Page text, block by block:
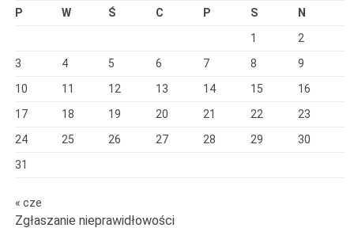
P
W Ś C P S
N
1
2
3
4 5 6 7 8
9
10
11 12 13 14 15
16
17
18 19 20 21 22
23
24
25 26 27 28 29
30
31
« cze
Zgłaszanie nieprawidłowości